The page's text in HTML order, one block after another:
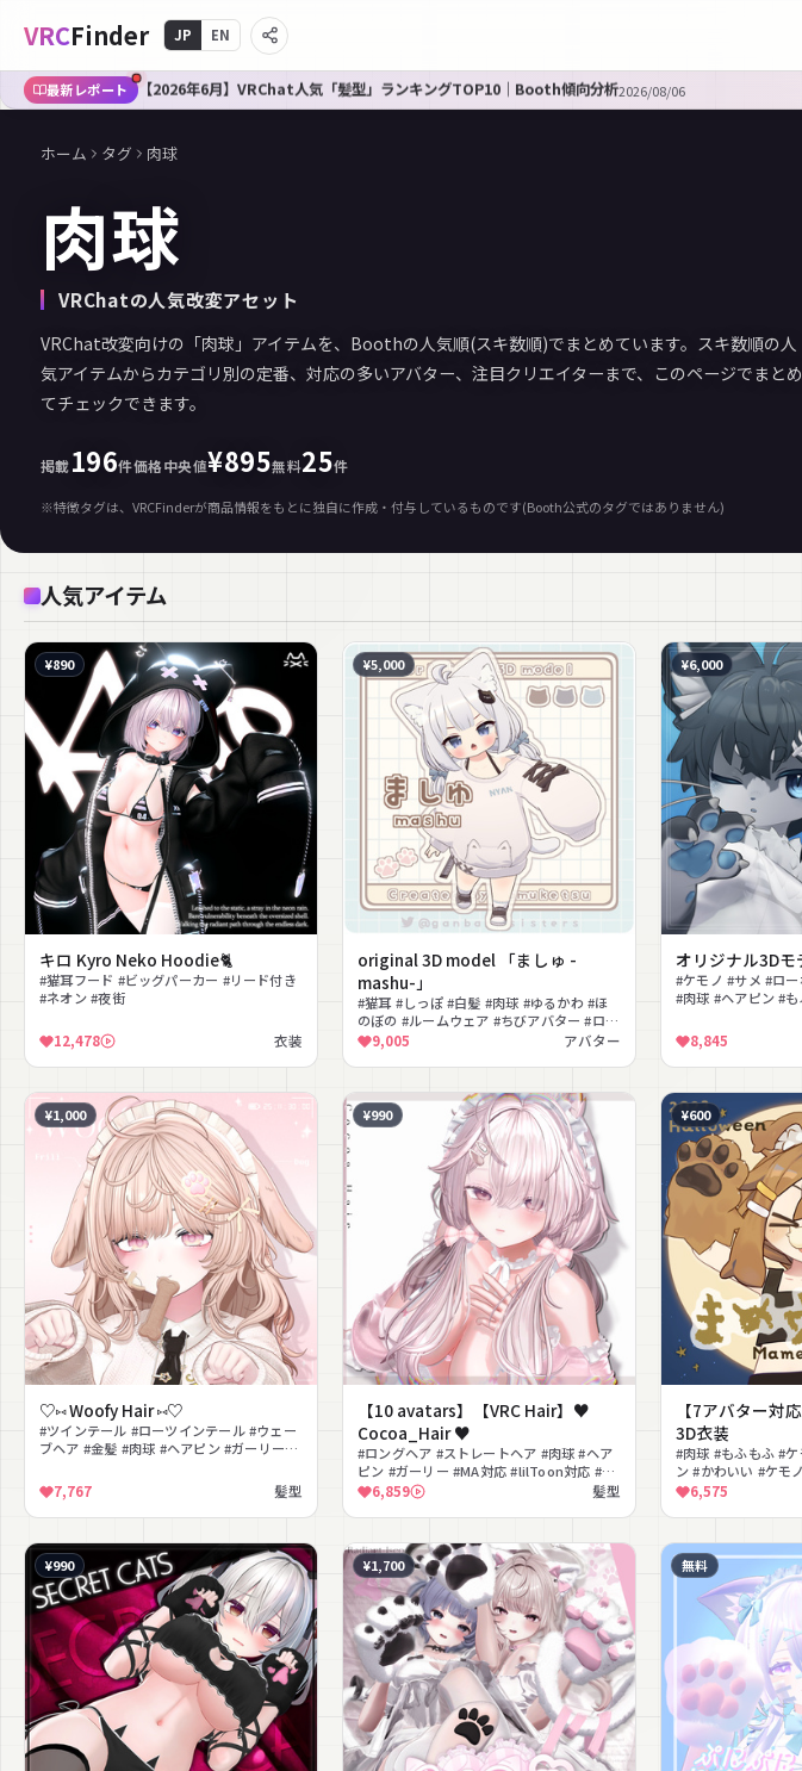
VRCFinder JP EN
最新レポート 【2026年6月】VRChat人気「髪型」ランキングTOP10｜Booth傾向分析2026/08/06
ホーム タグ 肉球
肉球
VRChatの人気改変アセット
VRChat改変向けの「肉球」アイテムを、Boothの人気順(スキ数順)でまとめています。スキ数順の人
気アイテムからカテゴリ別の定番、対応の多いアバター、注目クリエイターまで、このページでまとめ
てチェックできます。
掲載196件価格中央値¥895無料25件
※特徴タグは、VRCFinderが商品情報をもとに独自に作成・付与しているものです(Booth公式のタグではありません)
人気アイテム
¥890
キロ Kyro Neko Hoodie🐈︎
#猫耳フード #ビッグパーカー #リード付き
#ネオン #夜街
12,478 衣装
¥5,000
original 3D model 「ましゅ -
mashu-」
#猫耳 #しっぽ #白髪 #肉球 #ゆるかわ #ほ
のぼの #ルームウェア #ちびアバター #ロー
ツインテール #撮影向け
9,005 アバター
¥6,000
オリジナル3Dモ
#ケモノ #サメ #ロ
#肉球 #ヘアピン #
8,845
¥1,000
♡⑅ Woofy Hair ⑅♡
#ツインテール #ローツインテール #ウェー
ブヘア #金髪 #肉球 #ヘアピン #ガーリー
7,767
髪型
¥990
【10 avatars】【VRC Hair】♥
Cocoa_Hair ♥
#ロングヘア #ストレートヘア #肉球 #ヘア
ピン #ガーリー #MA対応 #lilToon対応 #髪
型6,859 髪型
¥600
【7アバター対
3D衣装
#肉球 #もふもふ #
ン #かわいい #ケモ
ふわ #リップシンク
6,575
¥990 ¥1,700 無料